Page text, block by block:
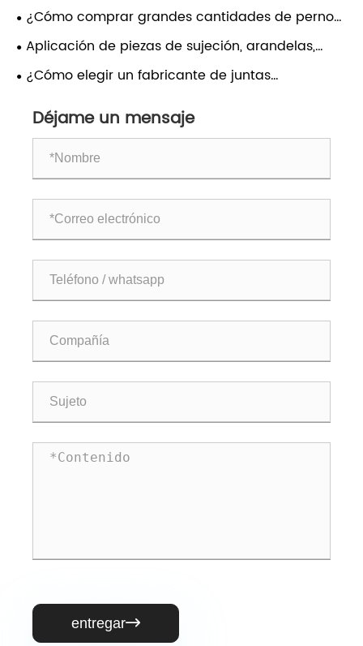
autoperforantes? ¿Cómo personalizar?
¿Cómo comprar grandes cantidades de pernos
hexagonales para bridas mediante venta directa
a los fabricantes de pernos?
Aplicación de piezas de sujeción, arandelas,
tornillos y pernos para estampado y soldadura de
vehículos comerciales.
¿Cómo elegir un fabricante de juntas
producción de arandelas, tornillos, pernos y
remaches?
Déjame un mensaje
entregar